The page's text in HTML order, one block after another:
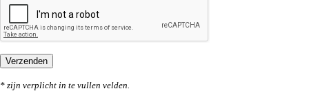
* zijn verplicht in te vullen velden.